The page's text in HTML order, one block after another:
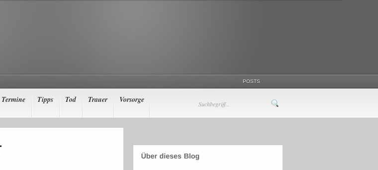
POSTS
Termine Tipps Tod Trauer Vorsorge